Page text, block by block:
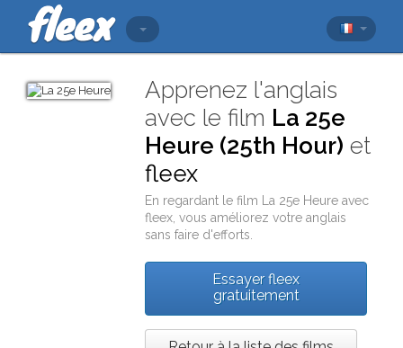
Apprenez l'anglais
avec le film La 25e
Heure (25th Hour) et
fleex
En regardant le film La 25e Heure avec
fleex , vous améliorez votre anglais
sans faire d'efforts.
Essayer fleex
gratuitement